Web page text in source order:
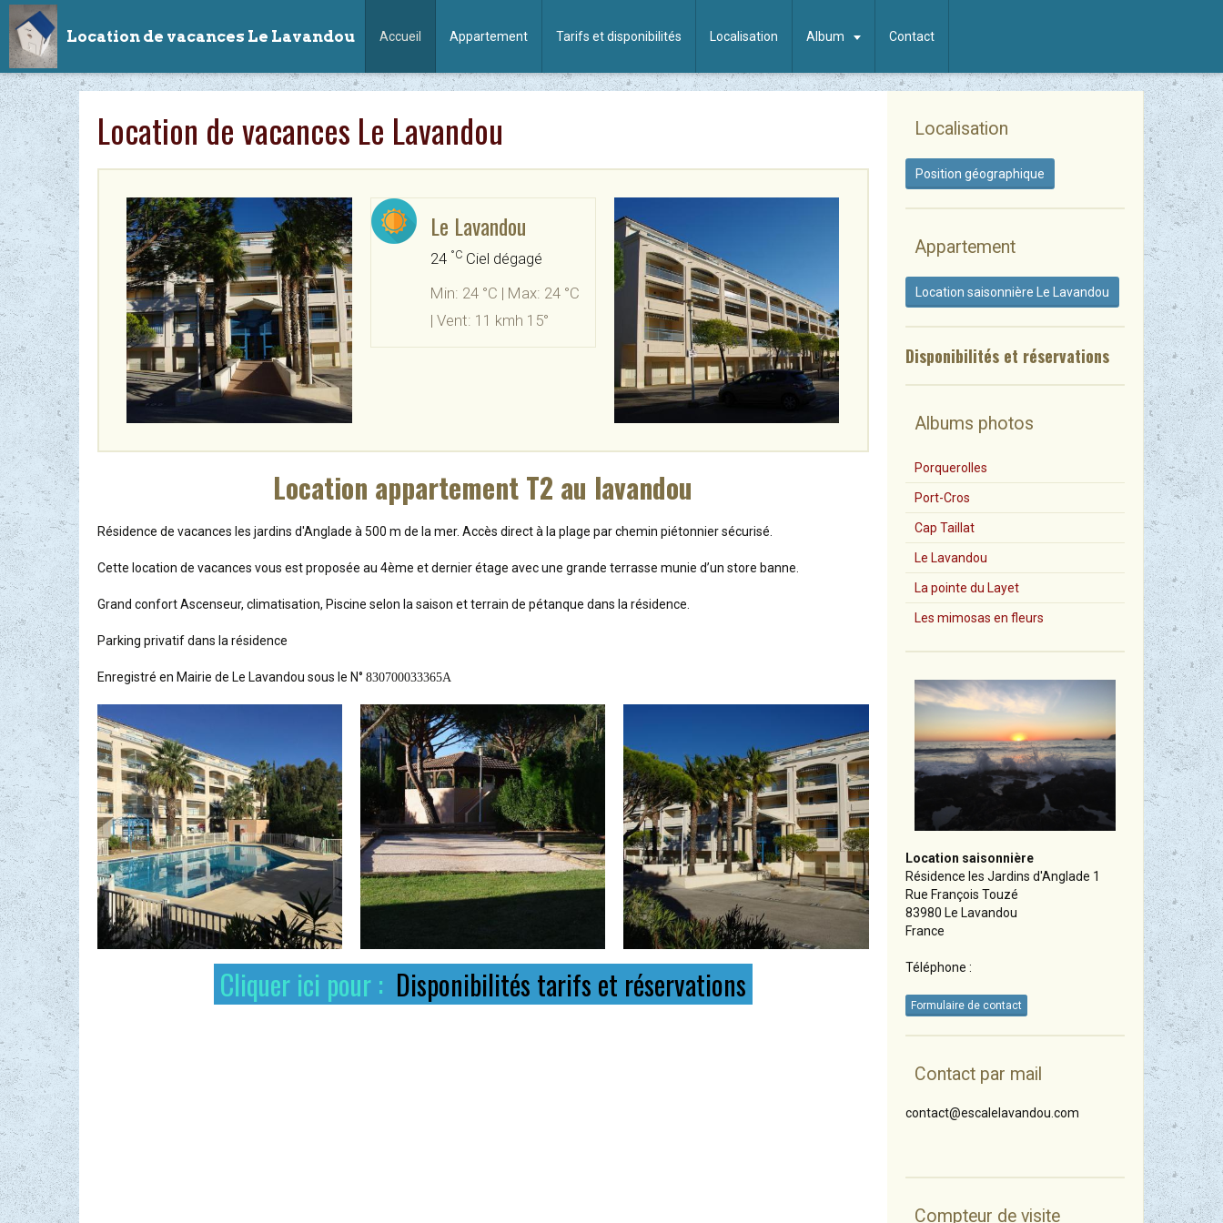
Location de vacances Le Lavandou Accueil Appartement Tarifs et disponibilités Localisation Album Contact
Location de vacances Le Lavandou
Le Lavandou
24 °CCiel dégagé
Min: 24 °C | Max: 24 °C
| Vent: 11 kmh 15°
Location appartement T2 au lavandou
Résidence de vacances les jardins d'Anglade à 500 m de la mer. Accès direct à la plage par chemin piétonnier sécurisé.
Cette location de vacances vous est proposée au 4ème et dernier étage avec une grande terrasse munie d’un store banne.
Grand confort Ascenseur, climatisation, Piscine selon la saison et terrain de pétanque dans la résidence.
Parking privatif dans la résidence
Enregistré en Mairie de Le Lavandou sous le N° 830700033365A
Cliquer ici pour : Disponibilités tarifs et réservations
Localisation
Position géographique
Appartement
Location saisonnière Le Lavandou
Disponibilités et réservations
Albums photos
Porquerolles
Port-Cros
Cap Taillat
Le Lavandou
La pointe du Layet
Les mimosas en fleurs
Location saisonnière
Résidence les Jardins d'Anglade 1
Rue François Touzé
83980 Le Lavandou
France
Téléphone :
Formulaire de contact
Contact par mail
contact@escalelavandou.com
Compteur de visite